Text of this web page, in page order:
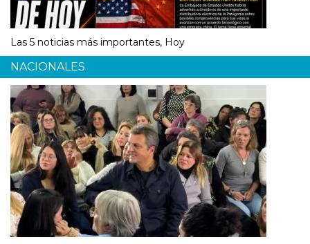
Las 5 noticias más importantes, Hoy
NACIONALES